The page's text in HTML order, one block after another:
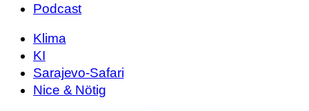
Podcast
Klima
KI
Sarajevo-Safari
Nice & Nötig